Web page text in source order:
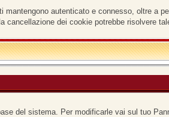
autenticato e connesso, oltre a
dei cookie potrebbe risolvere
del sistema. Per modificarle vai sul tuo